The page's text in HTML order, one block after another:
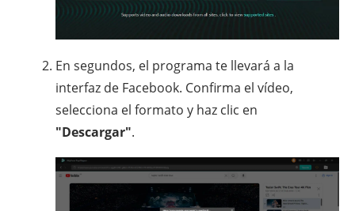
En segundos, el programa te llevará a la
interfaz de Facebook. Confirma el vídeo,
selecciona el formato y haz clic en
"Descargar".